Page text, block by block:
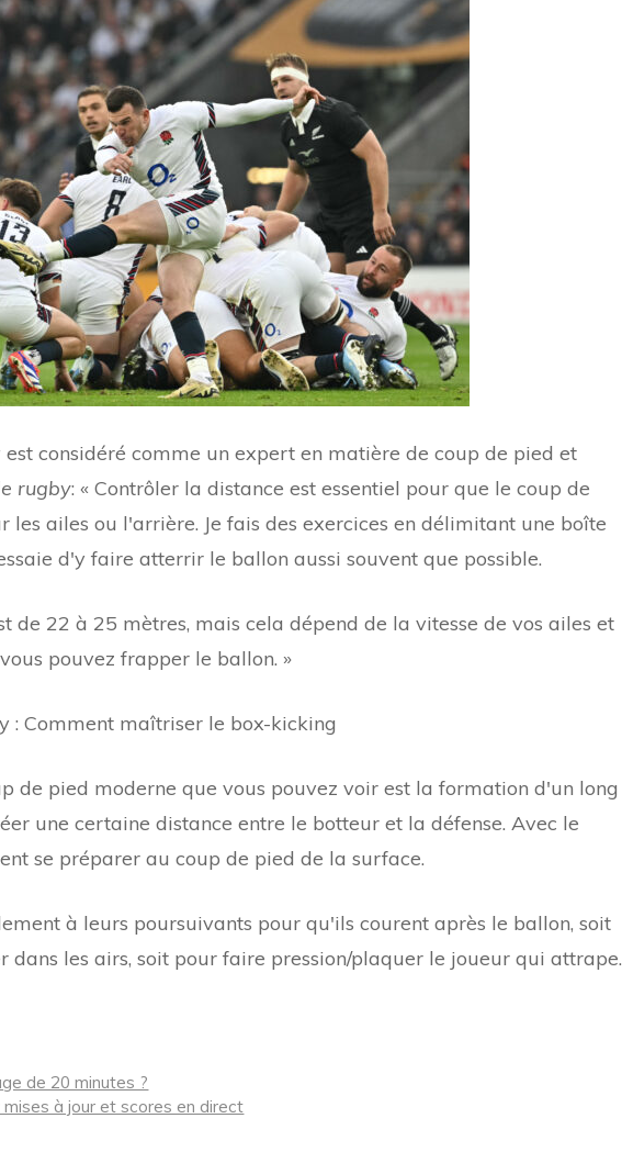
considéré comme un expert en matière de coup de pied et
rugby: « Contrôler la distance est essentiel pour que le coup de
les ailes ou l'arrière. Je fais des exercices en délimitant une boîte
d'y faire atterrir le ballon aussi souvent que possible.
de 22 à 25 mètres, mais cela dépend de la vitesse de vos ailes et
pouvez frapper le ballon. »
: Comment maîtriser le box-kicking
de pied moderne que vous pouvez voir est la formation d'un long
une certaine distance entre le botteur et la défense. Avec le
se préparer au coup de pied de la surface.
à leurs poursuivants pour qu'ils courent après le ballon, soit
dans les airs, soit pour faire pression/plaquer le joueur qui attrape.
de 20 minutes ?
à jour et scores en direct